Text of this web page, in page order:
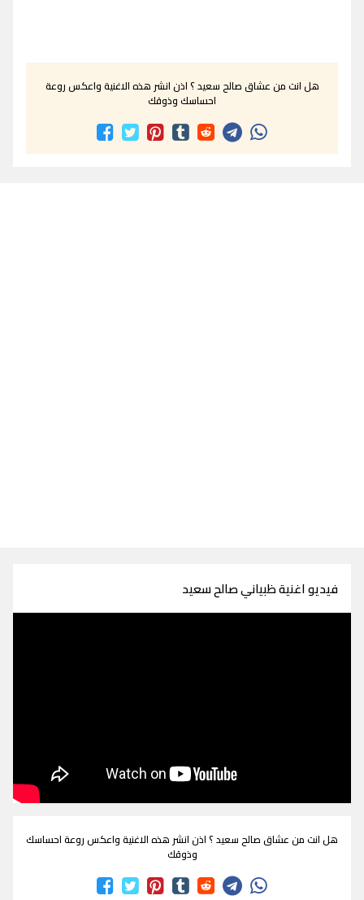
هل انت من عشاق صالح سعيد ؟ اذن انشر هذه الاغنية واعكس روعة
احساسك وذوقك
فيديو اغنية ظبياني صالح سعيد
هل انت من عشاق صالح سعيد ؟ اذن انشر هذه الاغنية واعكس روعة احساسك
وذوقك